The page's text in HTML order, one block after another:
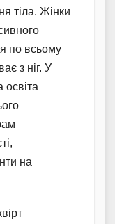
тіла. Жінки
по всьому
з ніг. У
освіта
на